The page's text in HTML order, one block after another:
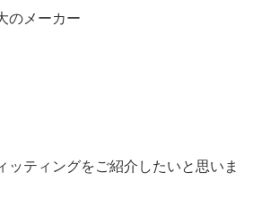
のメーカー
ッティングをご紹介したいと思いま